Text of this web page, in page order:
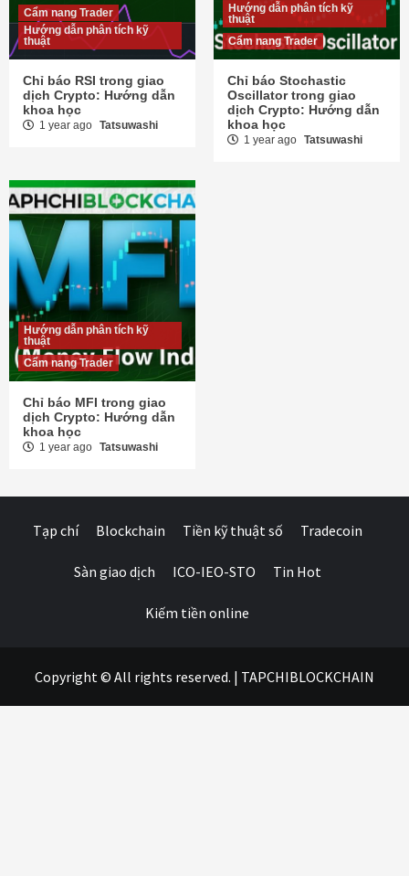
Cẩm nang Trader
Hướng dẫn phân tích kỹ
thuật
Chỉ báo RSI trong giao
dịch Crypto: Hướng dẫn
khoa học
1 year ago Tatsuwashi
Hướng dẫn phân tích kỹ
thuật
Cẩm nang Trader
Chỉ báo Stochastic
Oscillator trong giao
dịch Crypto: Hướng dẫn
khoa học
1 year ago Tatsuwashi
Hướng dẫn phân tích kỹ
thuật
Cẩm nang Trader
Chỉ báo MFI trong giao
dịch Crypto: Hướng dẫn
khoa học
1 year ago Tatsuwashi
Tạp chí Blockchain Tiền kỹ thuật số Tradecoin
Sàn giao dịch ICO-IEO-STO Tin Hot
Kiếm tiền online
Copyright © All rights reserved. | TAPCHIBLOCKCHAIN